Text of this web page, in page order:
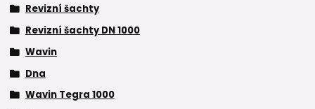
Revizní šachty
Revizní šachty DN 1000
Wavin
Dna
Wavin Tegra 1000